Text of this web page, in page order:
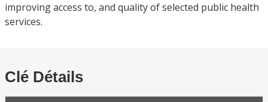
improving access to, and quality of selected public health
services.
Clé Détails